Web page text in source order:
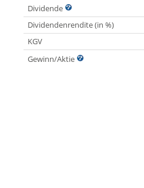
Dividende
Dividendenrendite (in %)
KGV
Gewinn/Aktie